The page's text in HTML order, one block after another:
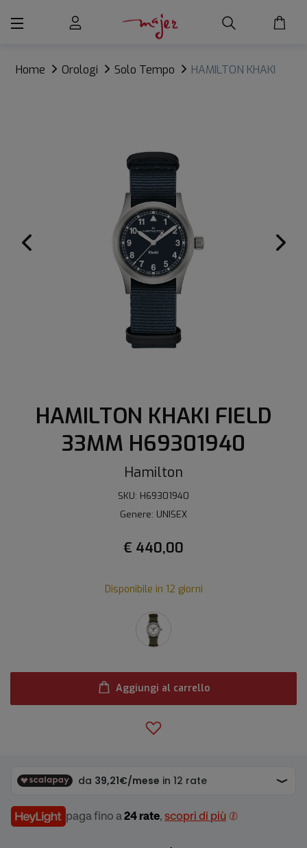
Home Orologi Solo Tempo
HAMILTON KHAKI
HAMILTON KHAKI FIELD
33MM H69301940
Hamilton
SKU: H69301940
Genere: UNISEX
€ 440,00
Disponibile in 12 giorni
Aggiungi al carrello
paga fino a 24 rate, scopri di più